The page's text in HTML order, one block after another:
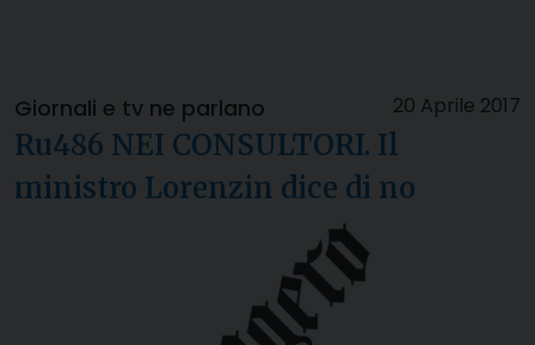
20 Aprile 2017
Giornali e tv ne parlano
Ru486 NEI CONSULTORI. Il
ministro Lorenzin dice di no